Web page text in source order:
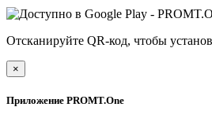
Отсканируйте QR-код, чтобы
×
Приложение PROMT.One